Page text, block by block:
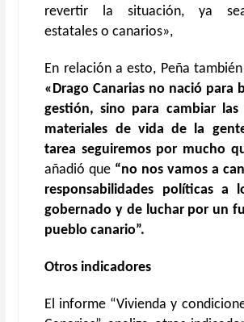
revertir la situación, ya
estatales o canarios»,
En relación a esto, Peña
«Drago Canarias no nació para
gestión, sino para cambiar las
materiales de vida de la
tarea seguiremos por mucho
añadió que “no nos vamos a
responsabilidades políticas a
gobernado y de luchar por un
pueblo canario”.
Otros indicadores
El informe “Vivienda y